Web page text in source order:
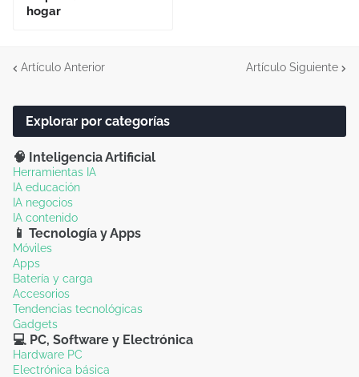
hogar
Artículo Anterior Artículo Siguiente
Explorar por categorías
🧠 Inteligencia Artificial
Herramientas IA
IA educación
IA negocios
IA contenido
📱 Tecnología y Apps
Móviles
Apps
Batería y carga
Accesorios
Tendencias tecnológicas
Gadgets
💻 PC, Software y Electrónica
Hardware PC
Electrónica básica